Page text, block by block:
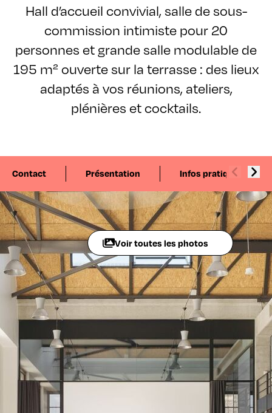
Hall d’accueil convivial, salle de sous-
commission intimiste pour 20
personnes et grande salle modulable de
195 m² ouverte sur la terrasse : des lieux
adaptés à vos réunions, ateliers,
plénières et cocktails.
Contact Présentation Infos pratiques
Voir toutes les photos